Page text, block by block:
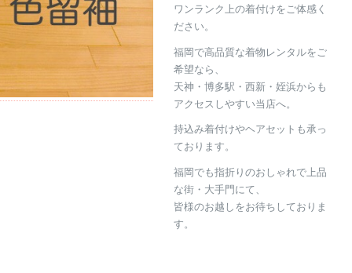
ワンランク上の着付けをご体感く
ださい。
福岡で高品質な着物レンタルをご
希望なら、
天神・博多駅・西新・姪浜からも
アクセスしやすい当店へ。
持込み着付けやヘアセットも承っ
ております。
福岡でも指折りのおしゃれで上品
な街・大手門にて、
皆様のお越しをお待ちしておりま
す。